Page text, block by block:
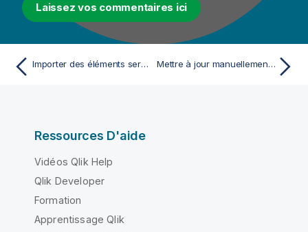
Laissez vos commentaires ici
Importer des éléments serveur depuis le serveur MDM Mettre à jour manuellement les dépendances des éléments dans le référentiel
Ressources D'aide
Vidéos Qlik Help
Qlik Developer
Formation
Apprentissage Qlik